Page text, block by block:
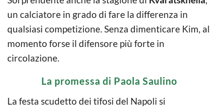
un calciatore in grado di fare la differenza in
qualsiasi competizione. Senza dimenticare Kim, al
momento forse il difensore più forte in
circolazione.
La promessa di Paola Saulino
La festa scudetto dei tifosi del Napoli si